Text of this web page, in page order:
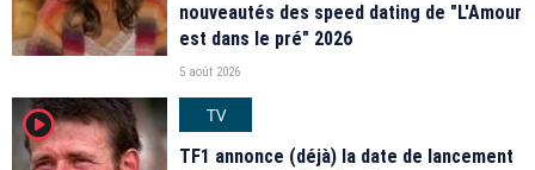
nouveautés des speed dating de "L'Amour
est dans le pré" 2026
5 août 2026
player2
TV
TF1 annonce (déjà) la date de lancement